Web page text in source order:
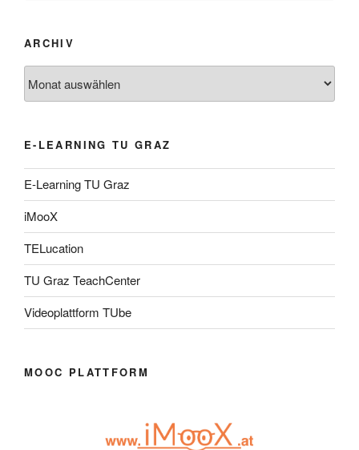
ARCHIV
E-LEARNING TU GRAZ
E-Learning TU Graz
iMooX
TELucation
TU Graz TeachCenter
Videoplattform TUbe
MOOC PLATTFORM